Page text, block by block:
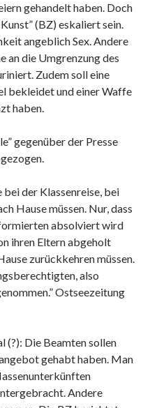
gehandelt haben. Doch
(BZ) eskaliert sein.
angeblich Sex. Andere
an die Umgrenzung des
Zudem soll eine
bekleidet und einer Waffe
haben.
gegenüber der Presse
bei der Klassenreise, bei
Hause müssen. Nur, dass
absolviert wird
ihren Eltern abgeholt
zurückkehren müssen.
also
Ostseezeitung
(?): Die Beamten sollen
gehabt haben. Man
Andere